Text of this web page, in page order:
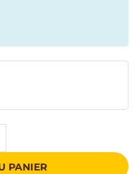
PANIER